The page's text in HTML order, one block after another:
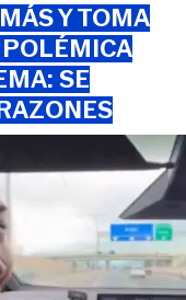
Y TOMA
SE